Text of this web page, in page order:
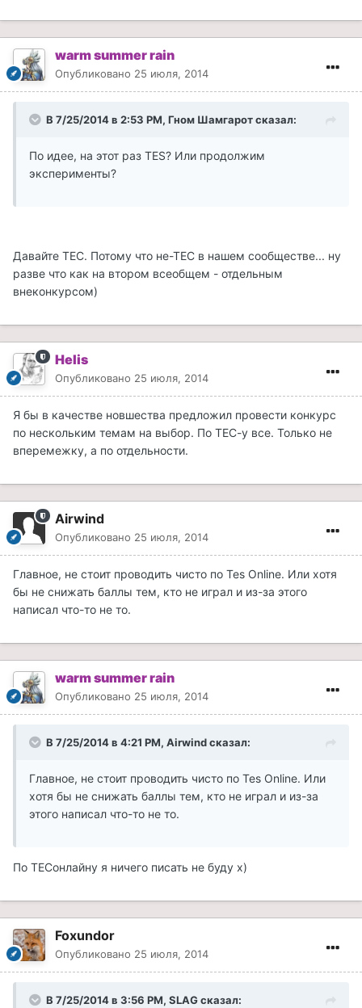
warm summer rain
Опубликовано 25 июля, 2014
В 7/25/2014 в 2:53 PM, Гном Шамгарот сказал:
По идее, на этот раз TES? Или продолжим
эксперименты?
Давайте ТЕС. Потому что не-ТЕС в нашем сообществе... ну
разве что как на втором всеобщем - отдельным
внеконкурсом)
Helis
Опубликовано 25 июля, 2014
Я бы в качестве новшества предложил провести конкурс
по нескольким темам на выбор. По ТЕС-у все. Только не
вперемежку, а по отдельности.
Airwind
Опубликовано 25 июля, 2014
Главное, не стоит проводить чисто по Tes Online. Или хотя
бы не снижать баллы тем, кто не играл и из-за этого
написал что-то не то.
warm summer rain
Опубликовано 25 июля, 2014
В 7/25/2014 в 4:21 PM, Airwind сказал:
Главное, не стоит проводить чисто по Tes Online. Или
хотя бы не снижать баллы тем, кто не играл и из-за
этого написал что-то не то.
По ТЕСонлайну я ничего писать не буду х)
Foxundor
Опубликовано 25 июля, 2014
В 7/25/2014 в 3:56 PM, SLAG сказал: